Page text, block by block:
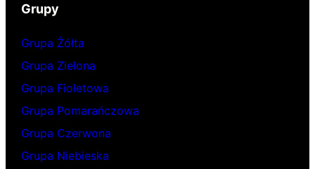
Grupy
Grupa Żółta
Grupa Zielona
Grupa Fioletowa
Grupa Pomarańczowa
Grupa Czerwona
Grupa Niebieska